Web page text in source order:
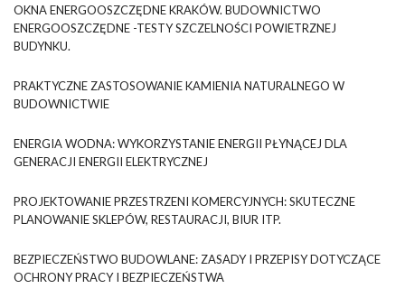
OKNA ENERGOOSZCZĘDNE KRAKÓW. BUDOWNICTWO
ENERGOOSZCZĘDNE -TESTY SZCZELNOŚCI POWIETRZNEJ
BUDYNKU.
PRAKTYCZNE ZASTOSOWANIE KAMIENIA NATURALNEGO W
BUDOWNICTWIE
ENERGIA WODNA: WYKORZYSTANIE ENERGII PŁYNĄCEJ DLA
GENERACJI ENERGII ELEKTRYCZNEJ
PROJEKTOWANIE PRZESTRZENI KOMERCYJNYCH: SKUTECZNE
PLANOWANIE SKLEPÓW, RESTAURACJI, BIUR ITP.
BEZPIECZEŃSTWO BUDOWLANE: ZASADY I PRZEPISY DOTYCZĄCE
OCHRONY PRACY I BEZPIECZEŃSTWA